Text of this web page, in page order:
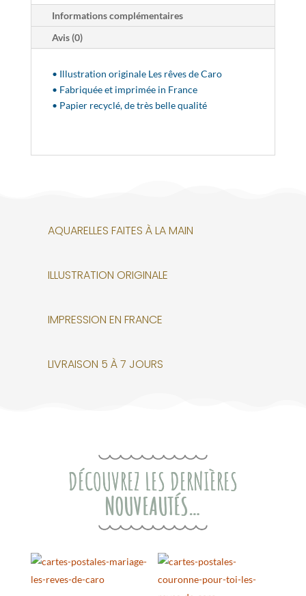
Informations complémentaires
Avis (0)
• Illustration originale Les rêves de Caro
• Fabriquée et imprimée in France
• Papier recyclé, de très belle qualité
AQUARELLES FAITES À LA MAIN
ILLUSTRATION ORIGINALE
IMPRESSION EN FRANCE
LIVRAISON 5 À 7 JOURS
DÉCOUVREZ LES DERNIÈRES
NOUVEAUTÉS…